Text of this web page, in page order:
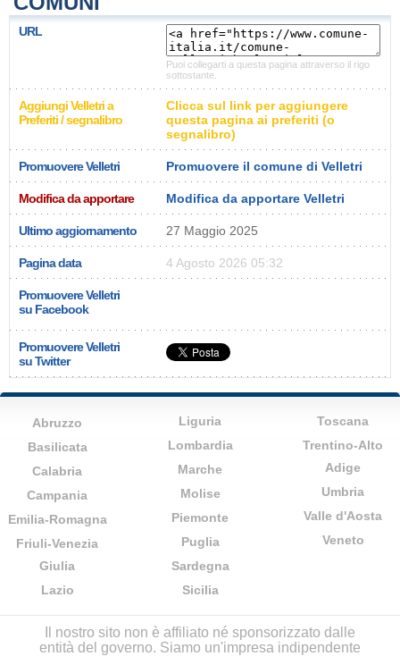
URL
Puoi collegarti a questa pagina attraverso il rigo
sottostante.
Aggiungi Velletri a
Preferiti / segnalibro
Clicca sul link per aggiungere
questa pagina ai preferiti (o
segnalibro)
Promuovere Velletri Promuovere il comune di Velletri
Modifica da apportare Modifica da apportare Velletri
Ultimo aggiornamento 27 Maggio 2025
Pagina data 4 Agosto 2026 05:32
Promuovere Velletri
su Facebook
Promuovere Velletri
su Twitter
Abruzzo
Basilicata
Calabria
Campania
Emilia-Romagna
Friuli-Venezia
Giulia
Lazio
Liguria
Lombardia
Marche
Molise
Piemonte
Puglia
Sardegna
Sicilia
Toscana
Trentino-Alto
Adige
Umbria
Valle d'Aosta
Veneto
Il nostro sito non è affiliato né sponsorizzato dalle
entità del governo. Siamo un'impresa indipendente